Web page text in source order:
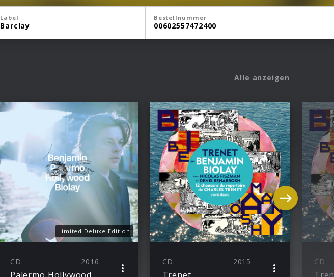
Label
Barclay
Bestellnummer
00602557472400
Alle anzeigen
Limited Deluxe Edition
CD 2016
Palermo Hollywood (Ltd. Deluxe Edt.)
CD 2015
Trenet
CD